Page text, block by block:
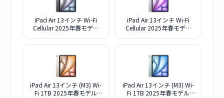
iPad Air 13インチ Wi-Fi
Cellular 2025年春モデル
[スペースグレイ]
iPad Air 13インチ Wi-Fi
Cellular 2025年春モデル
[パープル]
iPad Air 13インチ (M3) Wi-
Fi 1TB 2025年春モデル
iPad Air 13インチ (M3) Wi-
Fi 1TB 2025年春モデル